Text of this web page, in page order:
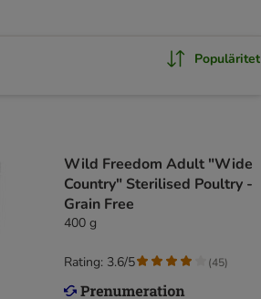
Populäritet
Wild Freedom Adult "Wide
Country" Sterilised Poultry -
Grain Free
400 g
Rating: 3.6/5 (45)